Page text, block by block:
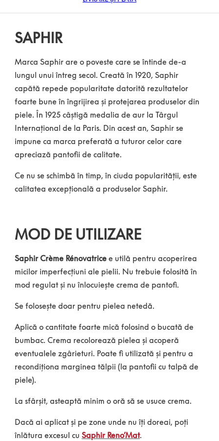
SAPHIR
Marca Saphir are o poveste care se întinde de-a
lungul unui întreg secol. Creată în 1920, Saphir
capătă repede popularitate datorită rezultatelor
foarte bune în îngrijirea și protejarea produselor din
piele. În 1925 câștigă medalia de aur la Târgul
Internațional de la Paris. Din acest an, Saphir se
impune ca marca preferată a tuturor celor care
apreciază pantofii de calitate.
Ce nu se schimbă în timp, în ciuda popularității, este
calitatea excepțională a produselor Saphir.
MOD DE UTILIZARE
Saphir Crème Rénovatrice e utilă pentru acoperirea
micilor imperfecțiuni ale pielii. Nu trebuie folosită în
mod regulat și nu înlocuiește crema de pantofi.
Se folosește doar pentru pielea netedă.
Aplică o cantitate foarte mică folosind o bucată de
bumbac. Crema recolorează pielea și acoperă
eventualele zgârieturi. Poate fi utilizată și pentru a
recondiționa marginea tălpii (la pantofii cu talpă de
piele).
La sfârșit, asteaptă minim o oră să se usuce crema.
Dacă ai aplicat și pe zone unde nu îți doreai, poți
înlătura excesul cu Saphir Reno’Mat.